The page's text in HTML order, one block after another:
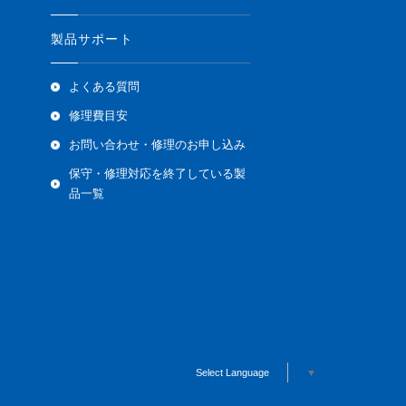
製品サポート
よくある質問
修理費目安
お問い合わせ・修理のお申し込み
保守・修理対応を終了している製
品一覧
Select Language ▼